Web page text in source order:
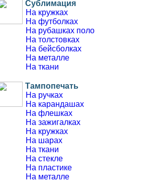
Сублимация
На кружках
На футболках
На рубашках поло
На толстовках
На бейсболках
На металле
На ткани
Тампопечать
На ручках
На карандашах
На флешках
На зажигалках
На кружках
На шарах
На ткани
На стекле
На пластике
На металле